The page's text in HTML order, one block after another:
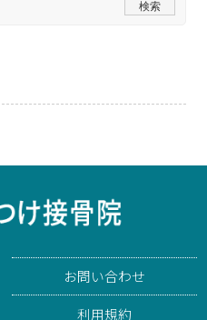
お問い合わせ
利用規約